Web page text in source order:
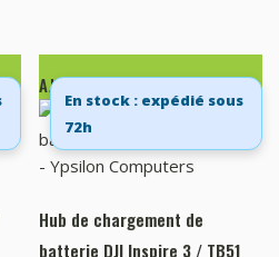
AJOUTER AU PANIER
En stock : expédié sous
72h
Hub de chargement de
batterie DJI Inspire 3 / TB51